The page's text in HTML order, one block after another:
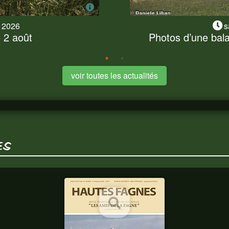
août
2 août
Photos d’une
Photos d’une
voir toutes les actualités
HAUTES